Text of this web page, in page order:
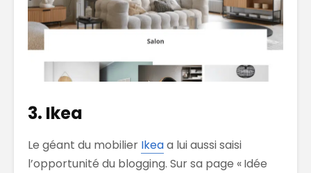
3. Ikea
Le géant du mobilier Ikeaa lui aussi saisi
l’opportunité du blogging. Sur sa page « Idée